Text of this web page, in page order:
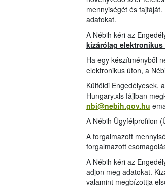
mennyiségét és
adatokat.
A Nébih kéri az
kizárólag elektronikus
Ha egy készítményből
elektronikus úton, a
Külföldi Engedélyesek,
Hungary.xls fájlban
nbi@nebih.gov.hu
A Nébih Ügyfélprofilon
A forgalmazott
forgalmazott
A Nébih kéri az
adjon meg adatokat.
valamint megbízottja